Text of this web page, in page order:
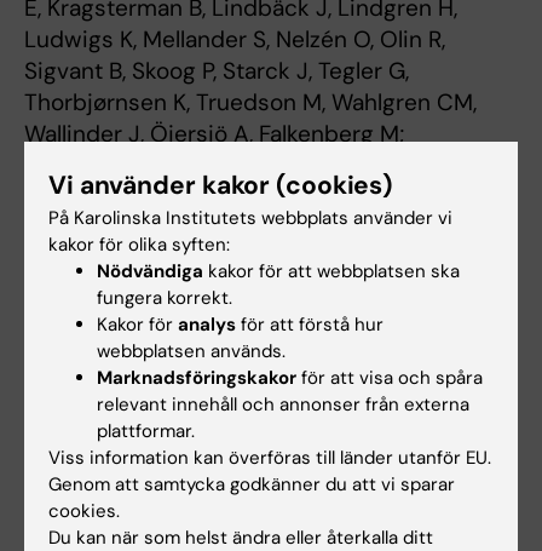
E, Kragsterman B, Lindbäck J, Lindgren H,
Ludwigs K, Mellander S, Nelzén O, Olin R,
Sigvant B, Skoog P, Starck J, Tegler G,
Thorbjørnsen K, Truedson M, Wahlgren CM,
Wallinder J, Öjersjö A, Falkenberg M;
Sep 13;406(10508):1115-1127. doi:
10.1016/S0140-6736(25)01584-3. Epub 2025
Aug 31. PMID: 40902614.
Hjärt-kärlsjukdomar
Uppdaterad av:
Åsa Catapano 2025-09-29
Innehållsgranskare:
David Lindström
Vi använder kakor (cookies)
På Karolinska Institutets webbplats använder vi
kakor för olika syften:
Nödvändiga kakor för att webbplatsen ska
fungera korrekt.
Kakor för analys för att förstå hur
webbplatsen används.
Marknadsföringskakor för att visa och spåra
relevant innehåll och annonser från externa
plattformar.
Viss information kan överföras till länder utanför EU.
Genom att samtycka godkänner du att vi sparar
cookies.
Du kan när som helst ändra eller återkalla ditt